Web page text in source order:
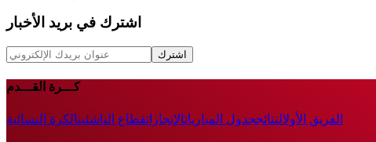
اشترك في بريد الأخبار
اشترك
كـــرة القـــدم
الفريق الأولالنتائججدول المبارياتالإنجازاتقطاع الناشئينالكرة النسائية